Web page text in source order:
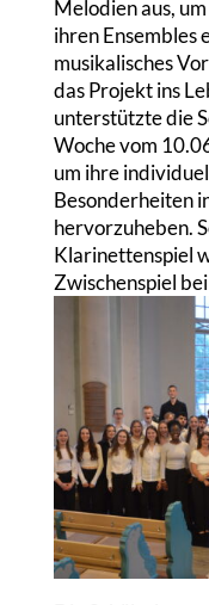
Melodien aus,
ihren Ensembles
musikalisches
das Projekt ins
unterstützte die
Woche vom
um ihre
Besonderheiten
hervorzuheben.
Klarinettenspiel
Zwischenspiel